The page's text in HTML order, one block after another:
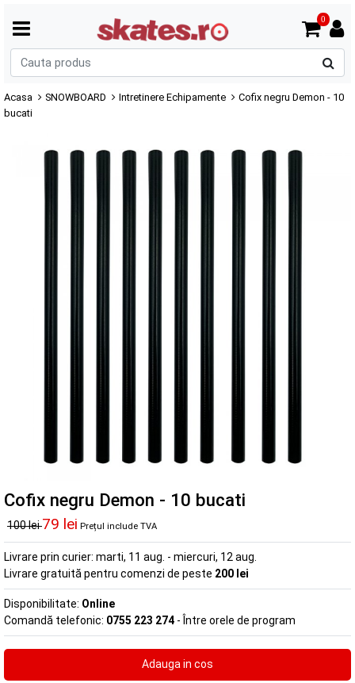
0
Acasa SNOWBOARD Intretinere Echipamente
Cofix negru Demon - 10
bucati
Cofix negru Demon - 10 bucati
100 lei79 lei Prețul include TVA
Livrare prin curier: marti, 11 aug. - miercuri, 12 aug.
Livrare gratuită pentru comenzi de peste 200 lei
Disponibilitate: Online
Comandă telefonic: 0755 223 274 - Între orele de program